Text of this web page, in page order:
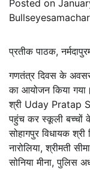
Posted on
Bullseyesamachar
प्रतीक पाठक,
गणतंत्र दिवस के
का आयोजन किया
श्री Uday Pratap
पहुंच कर स्कूली बच्चों
सोहागपुर विधायक श्री
नारोलिया, श्रीमती
सोनिया मीना, पुलिस